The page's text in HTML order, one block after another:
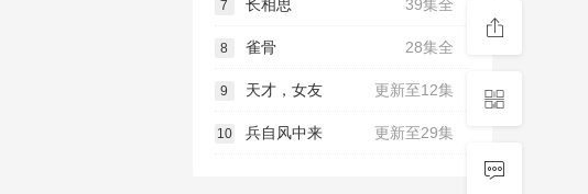
39集全
7 长相思
28集全
8 雀骨
更新至12集
9 天才，女友
更新至29集
10 兵自风中来